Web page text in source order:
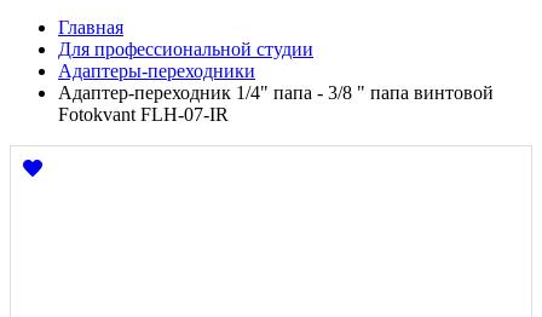
Главная
Для профессиональной студии
Адаптеры-переходники
Адаптер-переходник 1/4" папа - 3/8 " папа винтовой
Fotokvant FLH-07-IR